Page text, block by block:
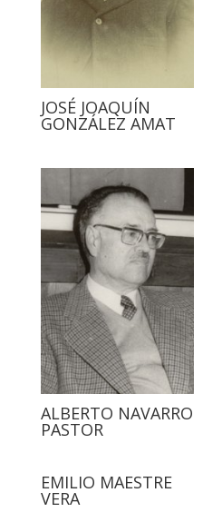
JOSÉ JOAQUÍN
GONZÁLEZ AMAT
ALBERTO NAVARRO
PASTOR
EMILIO MAESTRE
VERA